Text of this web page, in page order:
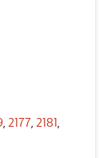
2177 2181